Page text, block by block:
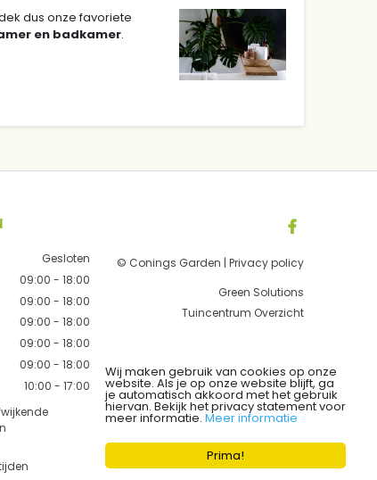
dus onze favoriete
en badkamer.
Gesloten
09:00 - 18:00
09:00 - 18:00
09:00 - 18:00
09:00 - 18:00
09:00 - 18:00
10:00 - 17:00
© Conings Garden | Privacy policy
Green Solutions
Tuincentrum Overzicht
Prima!
Wij maken gebruik van cookies op onze
website. Als je op onze website blijft, ga
je automatisch akkoord met het gebruik
hiervan. Bekijk het privacy statement voor
meer informatie. Meer informatie